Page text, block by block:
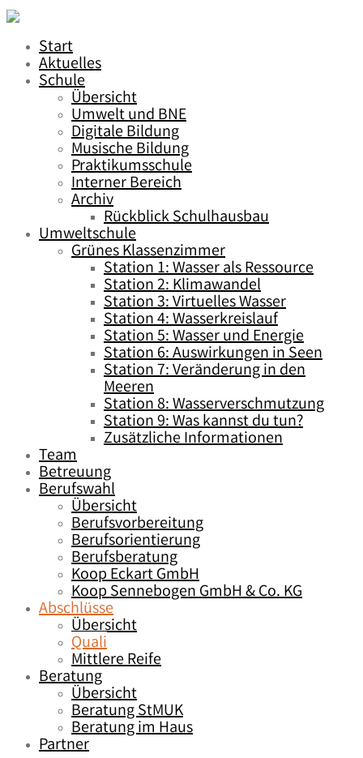
Start
Aktuelles
Schule
Übersicht
Umwelt und BNE
Digitale Bildung
Musische Bildung
Praktikumsschule
Interner Bereich
Archiv
Rückblick Schulhausbau
Umweltschule
Grünes Klassenzimmer
Station 1: Wasser als Ressource
Station 2: Klimawandel
Station 3: Virtuelles Wasser
Station 4: Wasserkreislauf
Station 5: Wasser und Energie
Station 6: Auswirkungen in Seen
Station 7: Veränderung in den
Meeren
Station 8: Wasserverschmutzung
Station 9: Was kannst du tun?
Zusätzliche Informationen
Team
Betreuung
Berufswahl
Übersicht
Berufsvorbereitung
Berufsorientierung
Berufsberatung
Koop Eckart GmbH
Koop Sennebogen GmbH & Co. KG
Abschlüsse
Übersicht
Quali
Mittlere Reife
Beratung
Übersicht
Beratung StMUK
Beratung im Haus
Partner